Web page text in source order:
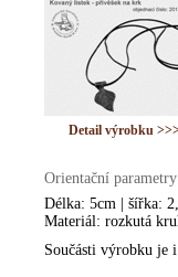
Detail výrobku
Orientační
Délka: 5cm | šířka:
Materiál: rozkutá
Součásti výrobku je